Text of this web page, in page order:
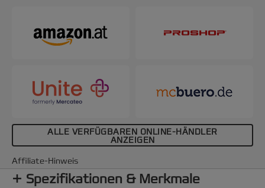
ALLE VERFÜGBAREN ONLINE-HÄNDLER
ANZEIGEN
Affiliate-Hinweis
Spezifikationen & Merkmale